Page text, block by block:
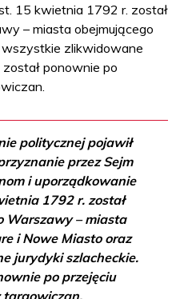
15 kwietnia 1792 r. został
– miasta obejmującego
zlikwidowane
ponownie po
politycznej pojawił
przez Sejm
i uporządkowanie
1792 r. został
Warszawy – miasta
i Nowe Miasto oraz
jurydyki szlacheckie.
po przejęciu